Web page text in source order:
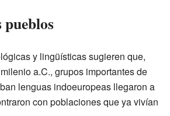
y lingüísticas sugieren que,
a.C., grupos importantes de
lenguas indoeuropeas llegaron a
con poblaciones que ya vivían